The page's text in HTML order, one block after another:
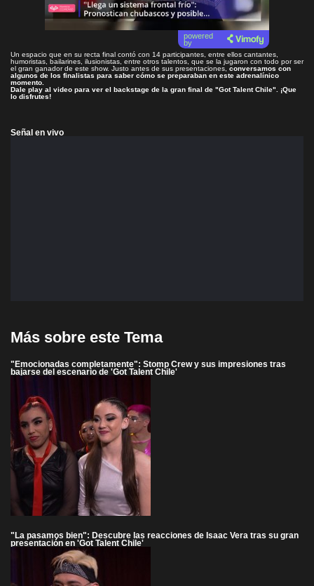
powered
by
Un espacio que en su recta final contó con 14 participantes, entre ellos cantantes,
humoristas, bailarines, ilusionistas, entre otros talentos, que se la jugaron con todo por ser
el gran ganador de este show. Justo antes de sus presentaciones, conversamos con
algunos de los finalistas para saber cómo se preparaban en este adrenalínico
momento.
Dale play al video para ver el backstage de la gran final de "Got Talent Chile". ¡Que
lo disfrutes!
Señal en vivo
Más sobre este Tema
"Emocionadas completamente": Stomp Crew y sus impresiones tras
bajarse del escenario de 'Got Talent Chile'
"La pasamos bien": Descubre las reacciones de Isaac Vera tras su gran
presentación en 'Got Talent Chile'